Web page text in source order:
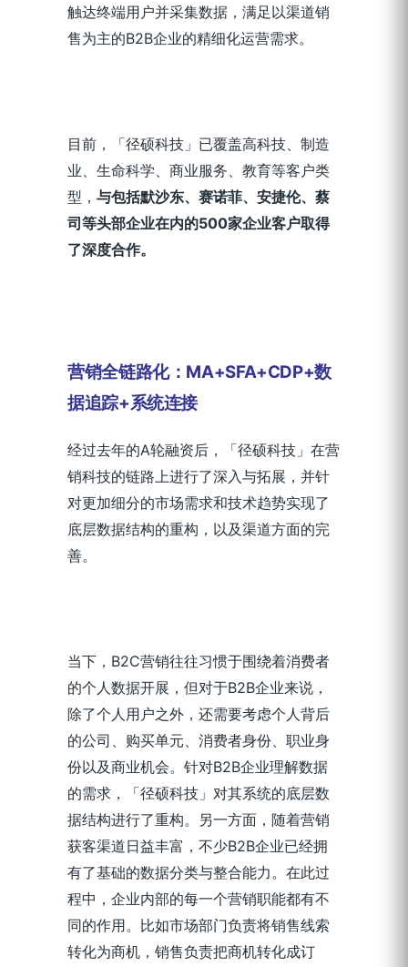
触达终端用户并采集数据，满足以渠道销
售为主的B2B企业的精细化运营需求。
目前，「径硕科技」已覆盖高科技、制造
业、生命科学、商业服务、教育等客户类
型， 与包括默沙东、赛诺菲、安捷伦、蔡
司等头部企业在内的500家企业客户取得
了深度合作。
营销全链路化：MA+SFA+CDP+数
据追踪+系统连接
经过去年的A轮融资后，「径硕科技」在营
销科技的链路上进行了深入与拓展，并针
对更加细分的市场需求和技术趋势实现了
底层数据结构的重构，以及渠道方面的完
善。
当下，B2C营销往往习惯于围绕着消费者
的个人数据开展，但对于B2B企业来说，
除了个人用户之外，还需要考虑个人背后
的公司、购买单元、消费者身份、职业身
份以及商业机会。针对B2B企业理解数据
的需求，「径硕科技」对其系统的底层数
据结构进行了重构。另一方面，随着营销
获客渠道日益丰富，不少B2B企业已经拥
有了基础的数据分类与整合能力。在此过
程中，企业内部的每一个营销职能都有不
同的作用。比如市场部门负责将销售线索
转化为商机，销售负责把商机转化成订